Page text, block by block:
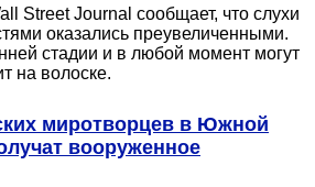
Street Journal сообщает, что слухи
оказались преувеличенными.
стадии и в любой момент могут
на волоске.
миротворцев в Южной
вооруженное